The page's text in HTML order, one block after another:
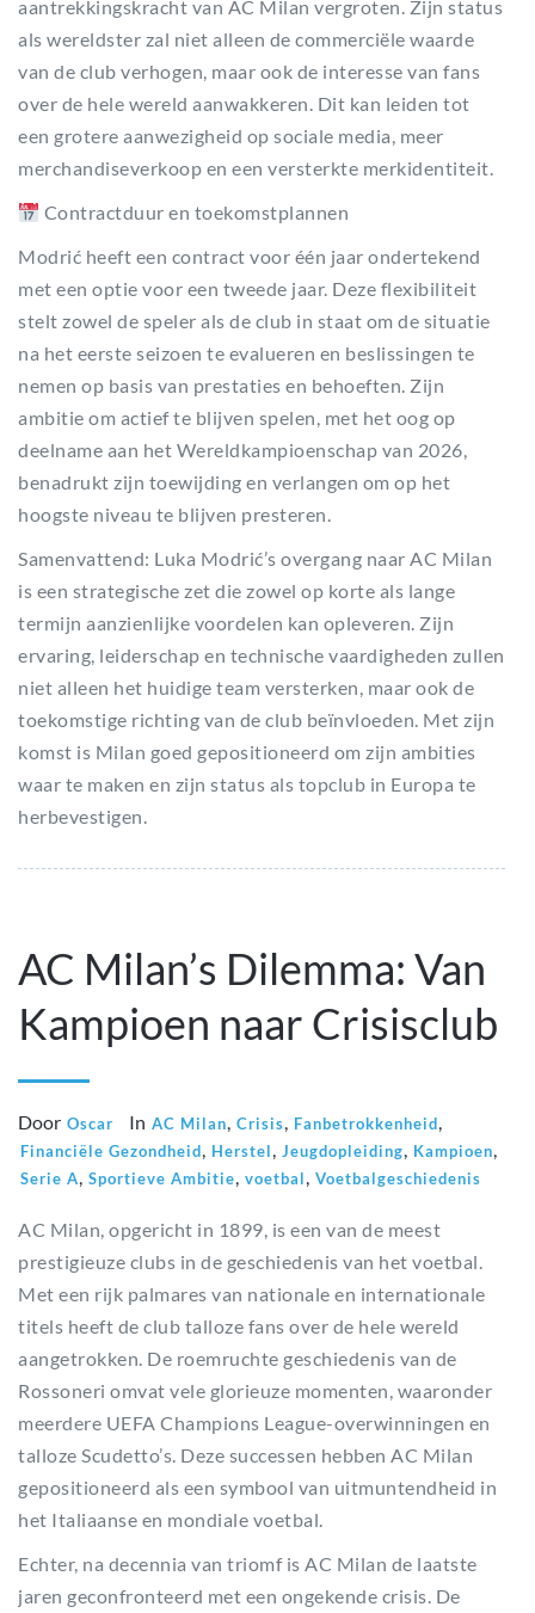
aantrekkingskracht van AC Milan vergroten. Zijn status
als wereldster zal niet alleen de commerciële waarde
van de club verhogen, maar ook de interesse van fans
over de hele wereld aanwakkeren. Dit kan leiden tot
een grotere aanwezigheid op sociale media, meer
merchandiseverkoop en een versterkte merkidentiteit.
Contractduur en toekomstplannen
Modrić heeft een contract voor één jaar ondertekend
met een optie voor een tweede jaar. Deze flexibiliteit
stelt zowel de speler als de club in staat om de situatie
na het eerste seizoen te evalueren en beslissingen te
nemen op basis van prestaties en behoeften. Zijn
ambitie om actief te blijven spelen, met het oog op
deelname aan het Wereldkampioenschap van 2026,
benadrukt zijn toewijding en verlangen om op het
hoogste niveau te blijven presteren.
Samenvattend: Luka Modrić’s overgang naar AC Milan
is een strategische zet die zowel op korte als lange
termijn aanzienlijke voordelen kan opleveren. Zijn
ervaring, leiderschap en technische vaardigheden zullen
niet alleen het huidige team versterken, maar ook de
toekomstige richting van de club beïnvloeden. Met zijn
komst is Milan goed gepositioneerd om zijn ambities
waar te maken en zijn status als topclub in Europa te
herbevestigen.
AC Milan’s Dilemma: Van
Kampioen naar Crisisclub
Door Oscar In AC Milan, Crisis, Fanbetrokkenheid,
Financiële Gezondheid, Herstel, Jeugdopleiding, Kampioen,
Serie A, Sportieve Ambitie, voetbal, Voetbalgeschiedenis
AC Milan, opgericht in 1899, is een van de meest
prestigieuze clubs in de geschiedenis van het voetbal.
Met een rijk palmares van nationale en internationale
titels heeft de club talloze fans over de hele wereld
aangetrokken. De roemruchte geschiedenis van de
Rossoneri omvat vele glorieuze momenten, waaronder
meerdere UEFA Champions League-overwinningen en
talloze Scudetto’s. Deze successen hebben AC Milan
gepositioneerd als een symbool van uitmuntendheid in
het Italiaanse en mondiale voetbal.
Echter, na decennia van triomf is AC Milan de laatste
jaren geconfronteerd met een ongekende crisis. De